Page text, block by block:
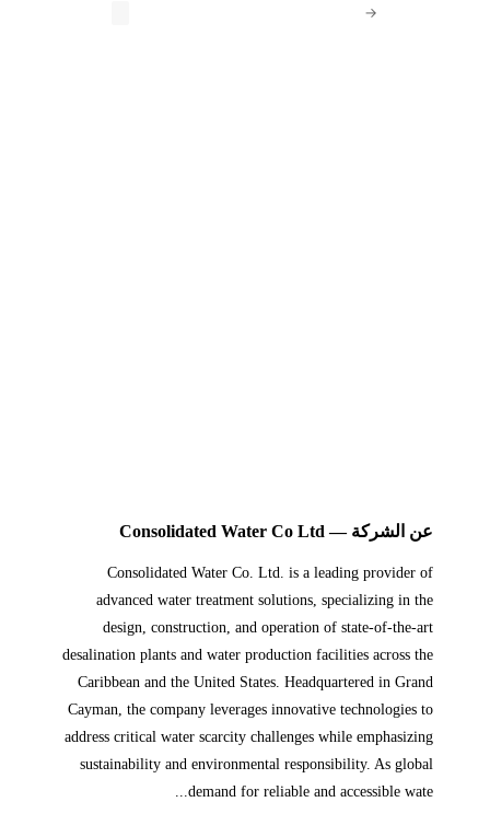
→
عن الشركة — Consolidated Water Co Ltd
Consolidated Water Co. Ltd. is a leading provider of
advanced water treatment solutions, specializing in the
design, construction, and operation of state-of-the-art
desalination plants and water production facilities across the
Caribbean and the United States. Headquartered in Grand
Cayman, the company leverages innovative technologies to
address critical water scarcity challenges while emphasizing
sustainability and environmental responsibility. As global
demand for reliable and accessible wate...